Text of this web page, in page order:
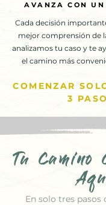
AVANZA CON
AVANZA CON
Cada decisión
mejor comprensión de
analizamos tu caso y te
el camino más
COMENZAR
3
Tu Camino
En solo tres pasos